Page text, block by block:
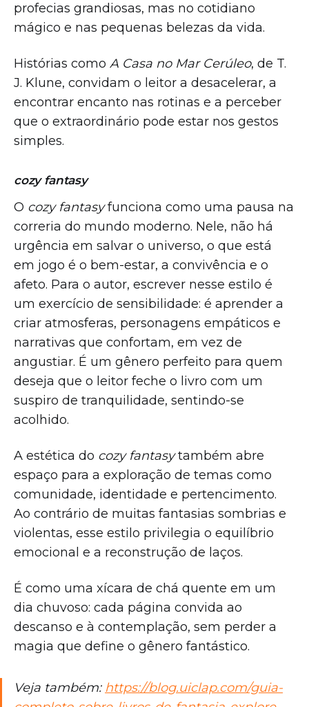
profecias grandiosas, mas no cotidiano
mágico e nas pequenas belezas da vida.
Histórias como A Casa no Mar Cerúleo, de T.
J. Klune, convidam o leitor a desacelerar, a
encontrar encanto nas rotinas e a perceber
que o extraordinário pode estar nos gestos
simples.
cozy fantasy
O cozy fantasyfunciona como uma pausa na
correria do mundo moderno. Nele, não há
urgência em salvar o universo, o que está
em jogo é o bem-estar, a convivência e o
afeto. Para o autor, escrever nesse estilo é
um exercício de sensibilidade: é aprender a
criar atmosferas, personagens empáticos e
narrativas que confortam, em vez de
angustiar. É um gênero perfeito para quem
deseja que o leitor feche o livro com um
suspiro de tranquilidade, sentindo-se
acolhido.
A estética do cozy fantasytambém abre
espaço para a exploração de temas como
comunidade, identidade e pertencimento.
Ao contrário de muitas fantasias sombrias e
violentas, esse estilo privilegia o equilíbrio
emocional e a reconstrução de laços.
É como uma xícara de chá quente em um
dia chuvoso: cada página convida ao
descanso e à contemplação, sem perder a
magia que define o gênero fantástico.
Veja também: https://blog.uiclap.com/guia-